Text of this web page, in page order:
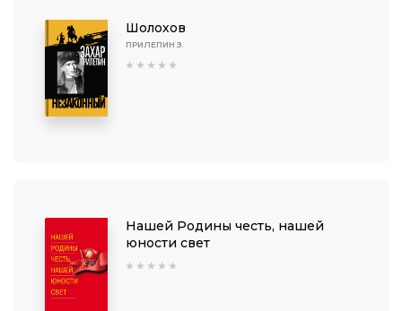
Шолохов
ПРИЛЕПИН З.
Нашей Родины честь, нашей
юности свет